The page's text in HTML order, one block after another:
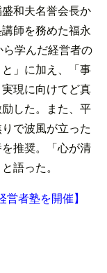
和夫名誉会長か
師を務めた福永
学んだ経営者の
」に加え、「事
現に向けてど真
した。また、平
で波風が立った
推奨。「心が清
語った。
者塾を開催】